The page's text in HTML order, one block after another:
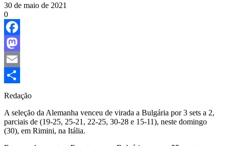
30 de maio de 2021
0
Facebook
Mastodon
Email
Share
Redação
A seleção da Alemanha venceu de virada a Bulgária por 3 sets a 2,
parciais de (19-25, 25-21, 22-25, 30-28 e 15-11), neste domingo
(30), em Rimini, na Itália.